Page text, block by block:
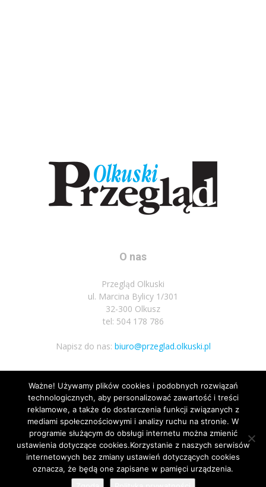
O nas
Przegląd Olkuski
ul. Marcina Bylicy 1/301
32-300 Olkusz
tel: 504 178 786
Napisz do nas: biuro@przeglad.olkuski.pl
Podążaj za nami
Nota prawna Polityka prywatnosci Kariera Regulamin
Ważne! Używamy plików cookies i podobnych rozwiązań
technologicznych, aby personalizować zawartość i treści
reklamowe, a także do dostarczenia funkcji związanych z
mediami społecznościowymi i analizy ruchu na stronie. W
programie służącym do obsługi internetu można zmienić
ustawienia dotyczące cookies.Korzystanie z naszych serwisów
internetowych bez zmiany ustawień dotyczących cookies
oznacza, że będą one zapisane w pamięci urządzenia.